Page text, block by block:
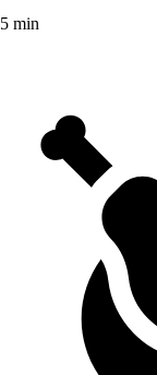
5 min